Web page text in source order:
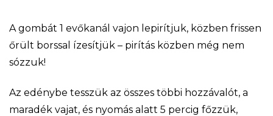
A gombát 1 evőkanál vajon lepirítjuk, közben frissen
őrült borssal ízesítjük – pirítás közben még nem
sózzuk!
Az edénybe tesszük az összes többi hozzávalót, a
maradék vajat, és nyomás alatt 5 percig főzzük,